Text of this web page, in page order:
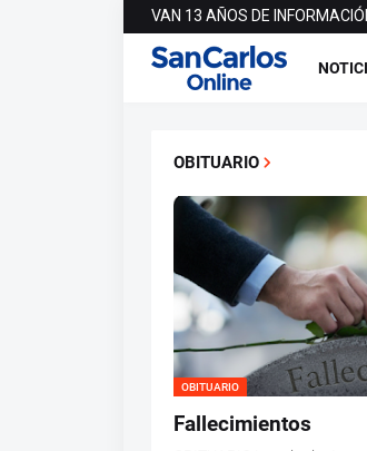
VAN 13 AÑOS DE
OBITUARIO
OBITUARIO
Fallecimientos